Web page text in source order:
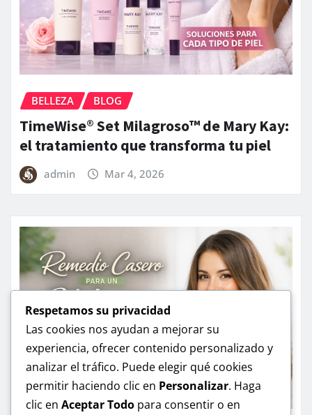
BELLEZA BLOG
TimeWise® Set Milagroso™ de Mary Kay:
el tratamiento que transforma tu piel
admin Mar 4, 2026
Respetamos su privacidad
Las cookies nos ayudan a mejorar su
experiencia, ofrecer contenido personalizado y
analizar el tráfico. Puede elegir qué cookies
permitir haciendo clic en Personalizar. Haga
clic en Aceptar Todo para consentir o en